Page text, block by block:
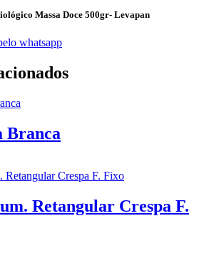
Massa Doce 500gr- Levapan
whatsapp
Branca
Retangular Crespa F.